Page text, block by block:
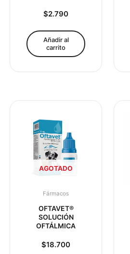
$2.790
Añadir al
carrito
AGOTADO
Fármacos
OFTAVET®
SOLUCIÓN
OFTÁLMICA
$18.700